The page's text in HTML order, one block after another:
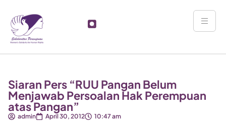
Siaran Pers “RUU Pangan Belum
Menjawab Persoalan Hak Perempuan
atas Pangan”
admin April 30, 2012
10:47 am